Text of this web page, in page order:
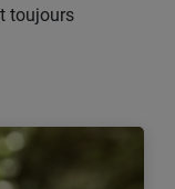
toujours